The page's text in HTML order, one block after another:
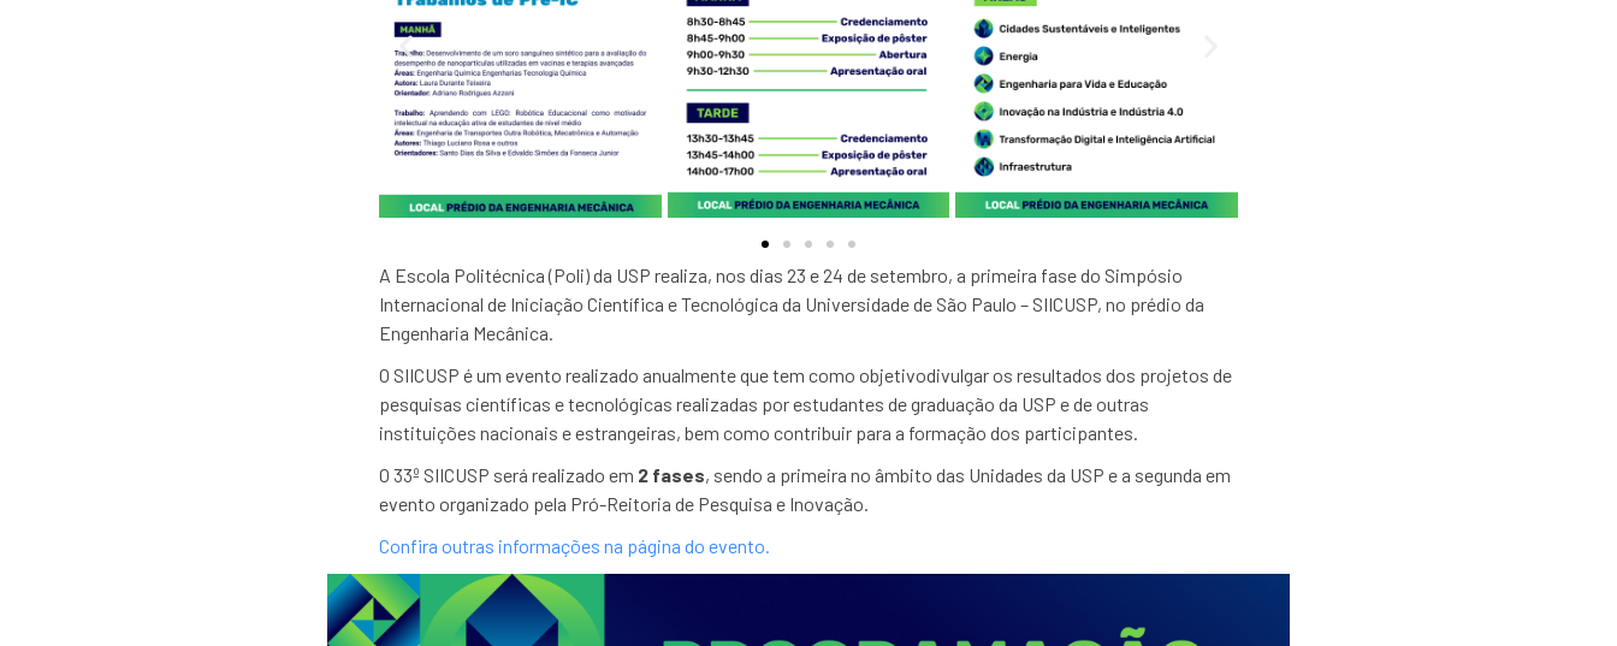
A Escola Politécnica (Poli) da USP realiza, nos dias 23 e 24 de setembro, a primeira fase do Simpósio
Internacional de Iniciação Científica e Tecnológica da Universidade de São Paulo – SIICUSP, no prédio da
Engenharia Mecânica.
O SIICUSP é um evento realizado anualmente que tem como objetivodivulgar os resultados dos projetos de
pesquisas científicas e tecnológicas realizadas por estudantes de graduação da USP e de outras
instituições nacionais e estrangeiras, bem como contribuir para a formação dos participantes.
O 33º SIICUSP será realizado em 2 fases, sendo a primeira no âmbito das Unidades da USP e a segunda em
evento organizado pela Pró-Reitoria de Pesquisa e Inovação.
Confira outras informações na página do evento.